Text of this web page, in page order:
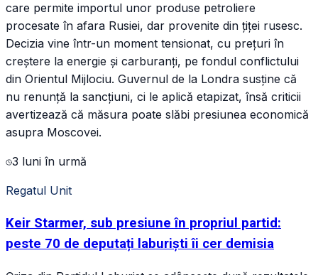
care permite importul unor produse petroliere
procesate în afara Rusiei, dar provenite din țiței rusesc.
Decizia vine într-un moment tensionat, cu prețuri în
creștere la energie și carburanți, pe fondul conflictului
din Orientul Mijlociu. Guvernul de la Londra susține că
nu renunță la sancțiuni, ci le aplică etapizat, însă criticii
avertizează că măsura poate slăbi presiunea economică
asupra Moscovei.
3 luni în urmă
Regatul Unit
Keir Starmer, sub presiune în propriul partid:
peste 70 de deputați laburiști îi cer demisia